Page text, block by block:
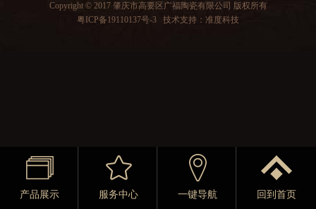
Copyright © 2017 肇庆市高要区广福陶瓷有限公司 版权所有
粤ICP备19110137号-3
技术支持： 准度科技
产品展示 服务中心 一键导航 回到首页